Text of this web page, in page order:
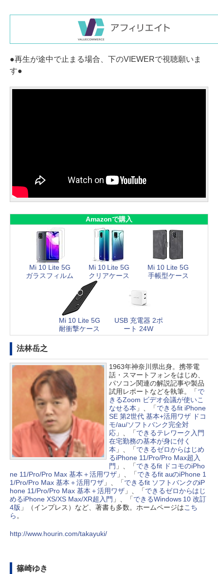
●再生が途中で止まる場合、下のVIEWERで視聴願いま
す●
Amazonで購入
Mi 10 Lite 5G
ガラスフィルム
Mi 10 Lite 5G
クリアケース
Mi 10 Lite 5G
手帳型ケース
Mi 10 Lite 5G
耐衝撃ケース
USB 充電器 2ポ
ート 24W
法林岳之
1963年神奈川県出身。携帯電
話・スマートフォンをはじめ、
パソコン関連の解説記事や製品
試用レポートなどを執筆。「で
きるZoom ビデオ会議が使いこ
なせる本 」、「できるfit iPhone
SE 第2世代 基本+活用ワザ ドコ
モ/au/ソフトバンク完全対
応 」、「できるテレワーク入門
在宅勤務の基本が身に付く
本 」、「できるゼロからはじめ
るiPhone 11/Pro/Pro Max超入
門 」、「できるfit ドコモのiPho
ne 11/Pro/Pro Max 基本＋活用ワザ」、「できるfit auのiPhone 1
1/Pro/Pro Max 基本＋活用ワザ」、「できるfit ソフトバンクのiP
hone 11/Pro/Pro Max 基本＋活用ワザ」、「できるゼロからはじ
めるiPhone XS/XS Max/XR超入門 」、「できるWindows 10 改訂
4版 」（インプレス）など、著書も多数。ホームページはこち
ら 。
http://www.hourin.com/takayuki/
篠崎ゆき